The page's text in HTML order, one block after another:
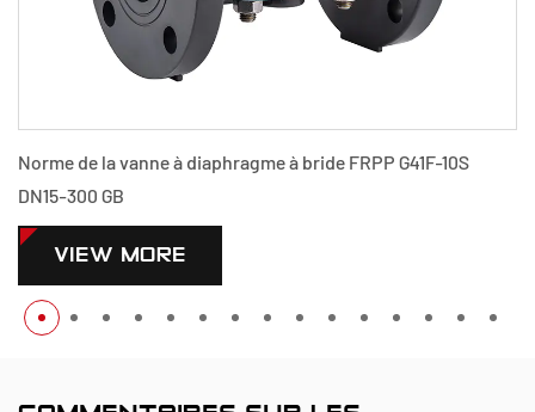
G41F-10S
Norme de la vanne à diaphragme à bride PPH